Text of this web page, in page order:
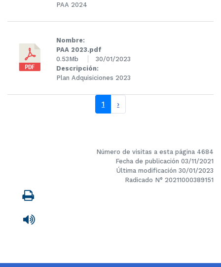
PAA 2024
Nombre:
PAA 2023.pdf
0.53Mb
30/01/2023
Descripción:
Plan Adquisiciones 2023
1 ›página siguiente
Número de visitas a esta página 4684
Fecha de publicación 03/11/2021
Última modificación 30/01/2023
Radicado N° 20211000389151